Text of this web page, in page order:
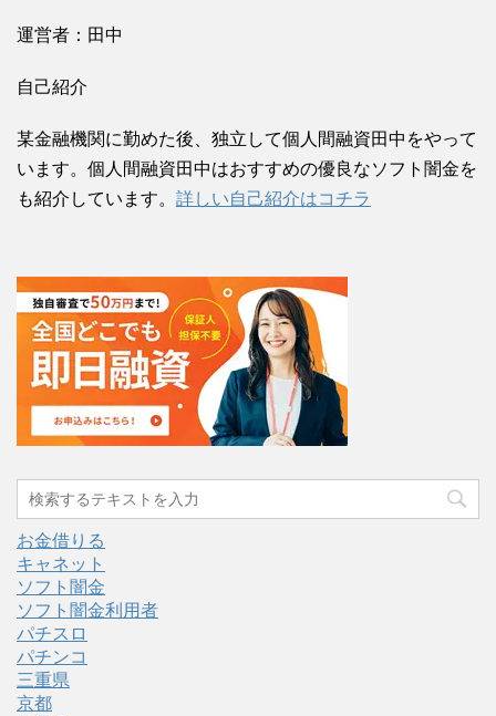
運営者：田中
自己紹介
某金融機関に勤めた後、独立して個人間融資田中をやって
います。個人間融資田中はおすすめの優良なソフト闇金を
も紹介しています。 詳しい自己紹介はコチラ
お金借りる
キャネット
ソフト闇金
ソフト闇金利用者
パチスロ
パチンコ
三重県
京都